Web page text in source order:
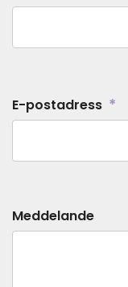
E-postadress *
Meddelande